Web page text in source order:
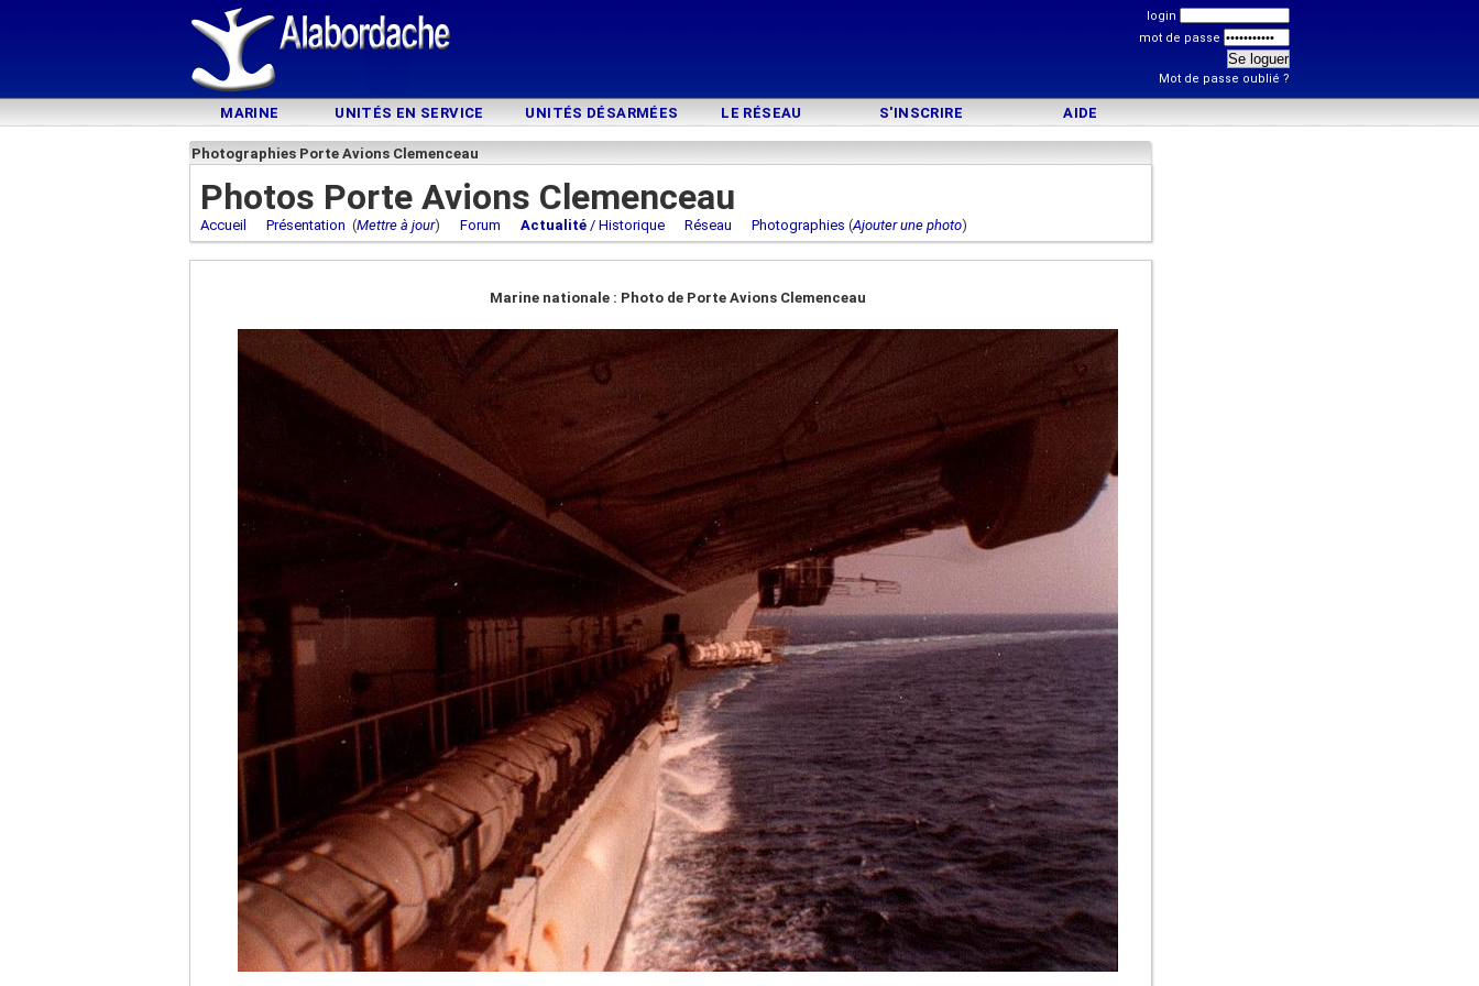
login
mot de passe
Mot de passe oublié ?
MARINE UNITÉS EN SERVICE UNITÉS DÉSARMÉES LE RÉSEAU S'INSCRIRE AIDE
Photographies Porte Avions Clemenceau
Photos Porte Avions Clemenceau
Accueil Présentation (Mettre à jour) Forum Actualité / Historique Réseau Photographies (Ajouter une photo)
Marine nationale : Photo de Porte Avions Clemenceau